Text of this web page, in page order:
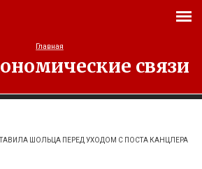
связи
ШОЛЬЦА ПЕРЕД УХОДОМ С ПОСТА КАНЦЛЕРА